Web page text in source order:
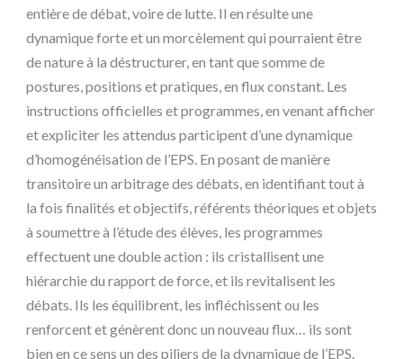
entière de débat, voire de lutte. Il en résulte une
dynamique forte et un morcèlement qui pourraient être
de nature à la déstructurer, en tant que somme de
postures, positions et pratiques, en flux constant. Les
instructions officielles et programmes, en venant afficher
et expliciter les attendus participent d’une dynamique
d’homogénéisation de l’EPS. En posant de manière
transitoire un arbitrage des débats, en identifiant tout à
la fois finalités et objectifs, référents théoriques et objets
à soumettre à l’étude des élèves, les programmes
effectuent une double action : ils cristallisent une
hiérarchie du rapport de force, et ils revitalisent les
débats. Ils les équilibrent, les infléchissent ou les
renforcent et génèrent donc un nouveau flux… ils sont
bien en ce sens un des piliers de la dynamique de l’EPS.